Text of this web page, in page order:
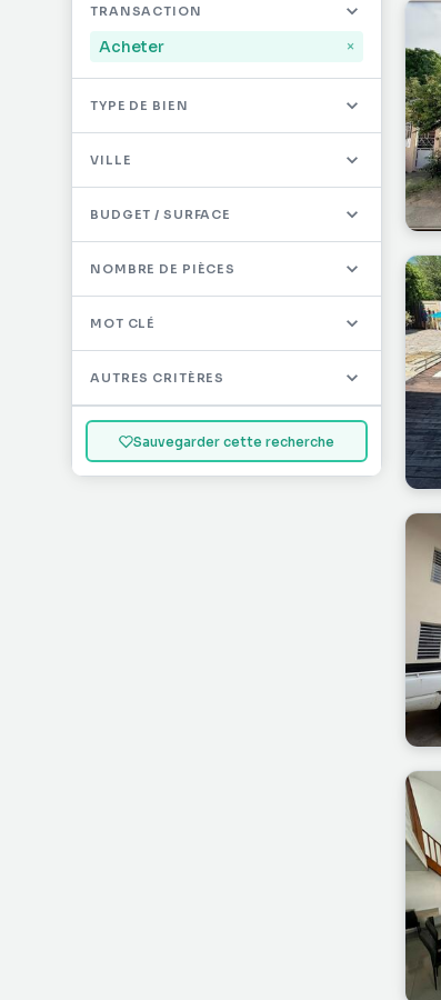
Saint-Barthélémy 12
TRANSACTION
Acheter ×
TYPE DE BIEN
VILLE
BUDGET / SURFACE
NOMBRE DE PIÈCES
MOT CLÉ
AUTRES CRITÈRES
Sauvegarder cette recherche